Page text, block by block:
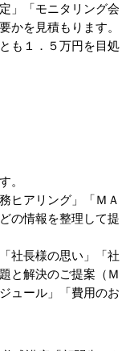
」「モニタリング会
かを見積もります。
も１．５万円を目処
。
ヒアリング」「ＭＡ
の情報を整理して提
社長様の思い」「社
と解決のご提案（Ｍ
ュール」「費用のお